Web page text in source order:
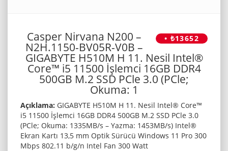
• ₺13652
Casper Nirvana N200 –
N2H.1150-BV05R-V0B –
GIGABYTE H510M H 11. Nesil Intel®
Core™ i5 11500 İşlemci 16GB DDR4
500GB M.2 SSD PCle 3.0 (PCle;
Okuma: 1
Açıklama: GIGABYTE H510M H 11. Nesil Intel® Core™
i5 11500 İşlemci 16GB DDR4 500GB M.2 SSD PCle 3.0
(PCle; Okuma: 1335MB/s – Yazma: 1453MB/s) Intel®
Ekran Kartı 13,5 mm Optik Sürücü Windows 11 Pro 300
Mbps 802.11 b/g/n Intel Fan 300 Watt